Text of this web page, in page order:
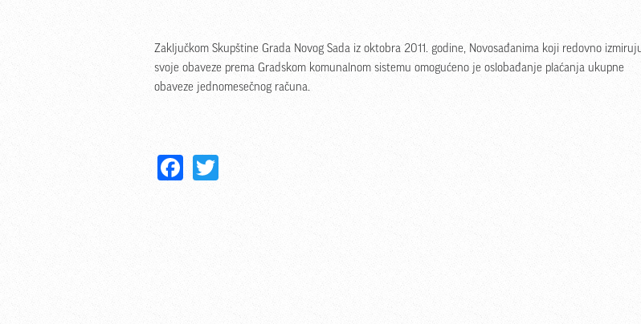
Zaključkom Skupštine Grada Novog Sada iz oktobra 2011. godine, Novosađanima koji redovno
svoje obaveze prema Gradskom komunalnom sistemu omogućeno je oslobađanje plaćanja ukupne
obaveze jednomesečnog računa.
Facebook